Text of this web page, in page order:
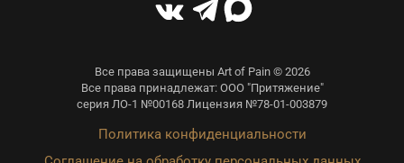
Все права защищены Art of Pain © 2026
Все права принадлежат: ООО "Притяжение"
серия ЛО-1 №00168 Лицензия №78-01-003879
Политика конфиденциальности